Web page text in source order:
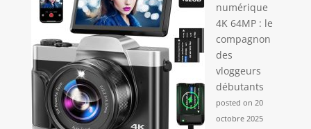
numérique
4K 64MP : le
compagnon
des
vloggeurs
débutants
posted on 20
octobre 2025